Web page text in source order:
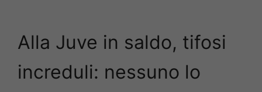
Alla Juve in saldo, tifosi
increduli: nessuno lo